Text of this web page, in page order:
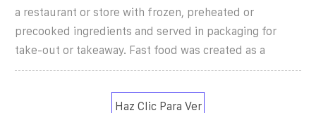
a restaurant or store with frozen, preheated or
precooked ingredients and served in packaging for
take-out or takeaway. Fast food was created as a
Haz Clic Para Ver